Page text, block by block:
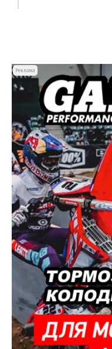
Реклама